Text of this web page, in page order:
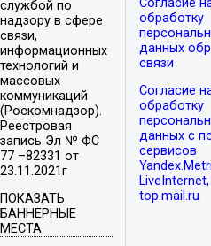
службой по
надзору в сфере
связи,
информационных
технологий и
массовых
коммуникаций
(Роскомнадзор).
Реестровая
запись Эл № ФС
77 –82331 от
23.11.2021г
ПОКАЗАТЬ
БАННЕРНЫЕ
МЕСТА
Согласие
обработку
данных
связи
Согласие
обработку
данных с
сервисов
LiveInternet,
top.mail.ru